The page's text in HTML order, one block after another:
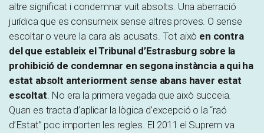
altre significat i condemnar vuit absolts. Una aberració
jurídica que es consumeix sense altres proves. O sense
escoltar o veure la cara als acusats. Tot això en contra
del que estableix el Tribunal d’Estrasburg sobre la
prohibició de condemnar en segona instància a qui ha
estat absolt anteriorment sense abans haver estat
escoltat. No era la primera vegada que això succeïa.
Quan es tracta d’aplicar la lògica d’excepció o la “raó
d’Estat” poc importen les regles. El 2011 el Suprem va